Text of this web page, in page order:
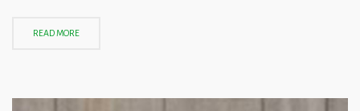
READ MORE